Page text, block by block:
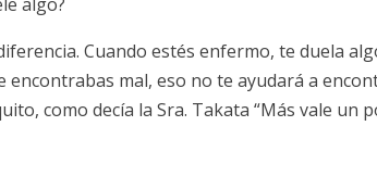
Cuando estés enfermo, te duela
mal, eso no te ayudará a
como decía la Sra. Takata “Más vale un